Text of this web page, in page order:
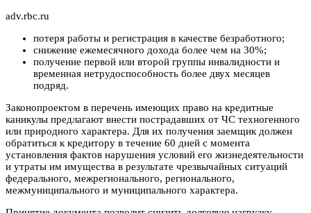
adv.rbc.ru
потеря работы и регистрация в качестве безработного;
снижение ежемесячного дохода более чем на 30%;
получение первой или второй группы инвалидности и
временная нетрудоспособность более двух месяцев
подряд.
Законопроектом в перечень имеющих право на кредитные
каникулы предлагают внести пострадавших от ЧС техногенного
или природного характера. Для их получения заемщик должен
обратиться к кредитору в течение 60 дней с момента
установления фактов нарушения условий его жизнедеятельности
и утраты им имущества в результате чрезвычайных ситуаций
федерального, межрегионального, регионального,
межмуниципального и муниципального характера.